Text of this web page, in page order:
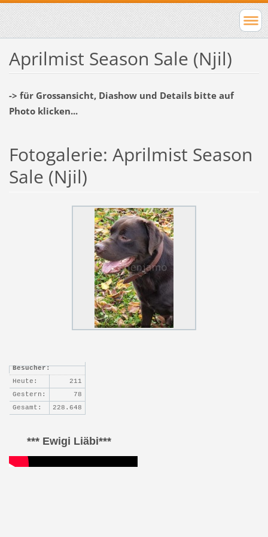
Aprilmist Season Sale (Njil)
-> für Grossansicht, Diashow und Details bitte auf
Photo klicken...
Fotogalerie: Aprilmist Season
Sale (Njil)
Besucher:
Heute:
211
Gestern:
78
Gesamt:
228.648
*** Ewigi Liäbi***